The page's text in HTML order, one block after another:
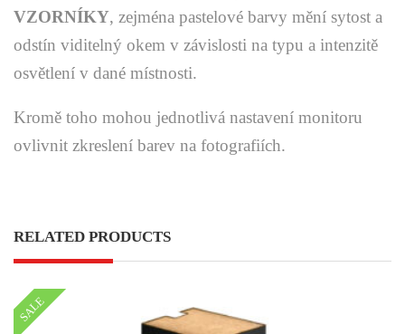
VZORNÍKY, zejména pastelové barvy mění sytost a
odstín viditelný okem v závislosti na typu a intenzitě
osvětlení v dané místnosti.
Kromě toho mohou jednotlivá nastavení monitoru
ovlivnit zkreslení barev na fotografiích.
RELATED PRODUCTS
SALE